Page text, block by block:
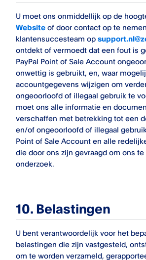
U moet ons onmiddellijk op de
Website of door contact op te
klantensuccesteam op
ontdekt of vermoedt dat een fout is
PayPal Point of Sale Account
onwettig is gebruikt, en, waar
accountgegevens wijzigen om
ongeoorloofd of illegaal gebruik te
moet ons alle informatie en
verschaffen met betrekking tot een
en/of ongeoorloofd of illegaal
Point of Sale Account en alle
die door ons zijn gevraagd om ons
onderzoek.
10. Belastingen
U bent verantwoordelijk voor het
belastingen die zijn vastgesteld,
om te worden verzameld,